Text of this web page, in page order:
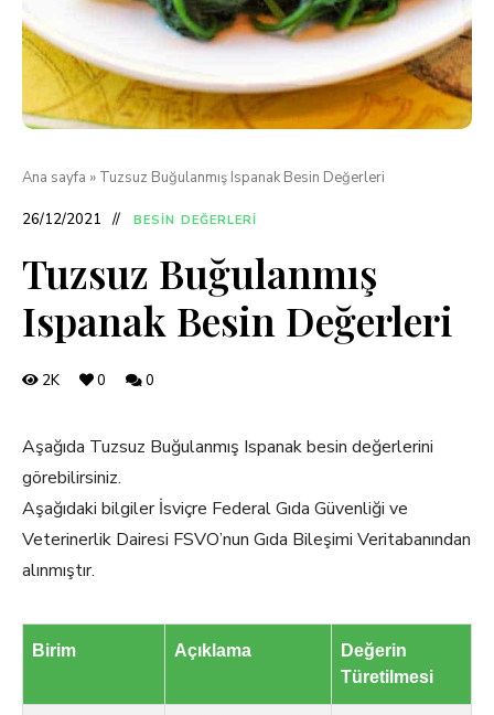
Ana sayfa » Tuzsuz Buğulanmış Ispanak Besin Değerleri
26/12/2021 BESIN DEĞERLERI
Tuzsuz Buğulanmış
Ispanak Besin Değerleri
2K 0 0
Aşağıda Tuzsuz Buğulanmış Ispanak besin değerlerini
görebilirsiniz.
Aşağıdaki bilgiler İsviçre Federal Gıda Güvenliği ve
Veterinerlik Dairesi FSVO’nun Gıda Bileşimi Veritabanından
alınmıştır.
Birim Açıklama
Değerin
Türetilmesi